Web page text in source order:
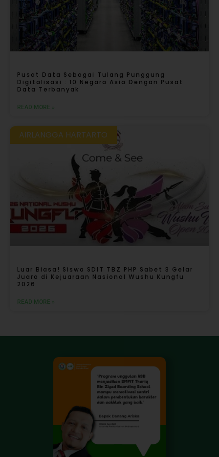
Pusat Data Sebagai Tulang Punggung
Digitalisasi : 10 Negara Asia Dengan Pusat
Data Terbanyak
READ MORE »
AIRLANGGA HARTARTO
Luar Biasa! Siswa SDIT TBZ PHP Sabet 3 Gelar
Juara di Kejuaraan Nasional Wushu Kungfu
2026
READ MORE »